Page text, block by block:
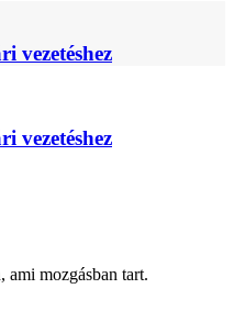
vezetéshez
vezetéshez
ami mozgásban tart.